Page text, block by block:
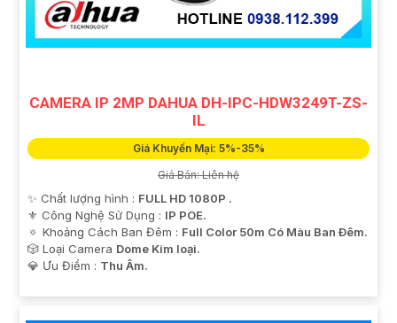
CAMERA IP 2MP DAHUA DH-IPC-HDW3249T-ZS-
IL
Giá Khuyến Mại: 5%-35%
Giá Bán: Liên hệ
✨ Chất lượng hình : FULL HD 1080P .
⚜️ Công Nghệ Sử Dụng : IP POE.
🔅 Khoảng Cách Ban Đêm : Full Color 50m Có Màu Ban Ðêm.
🎲 Loại Camera Dome Kim loại.
️💎 Ưu Điểm : Thu Âm.